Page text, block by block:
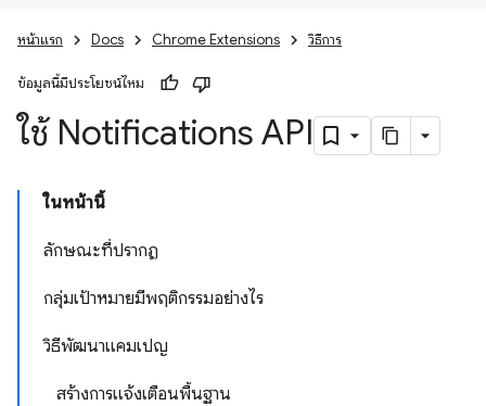
หน้าแรก Docs Chrome Extensions วิธีการ
ข้อมูลนี้มีประโยชน์ไหม
ใช้ Notifications API
ในหน้านี้
ลักษณะที่ปรากฏ
กลุ่มเป้าหมายมีพฤติกรรมอย่างไร
วิธีพัฒนาแคมเปญ
สร้างการแจ้งเตือนพื้นฐาน